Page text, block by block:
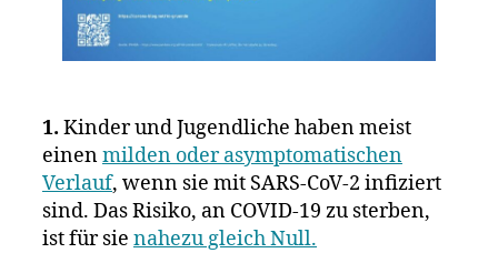
1. Kinder und Jugendliche haben meist
einenmilden oder asymptomatischen
Verlauf, wenn sie mit SARS-CoV-2 infiziert
sind. Das Risiko, an COVID-19 zu sterben,
ist für sie nahezu gleich Null.